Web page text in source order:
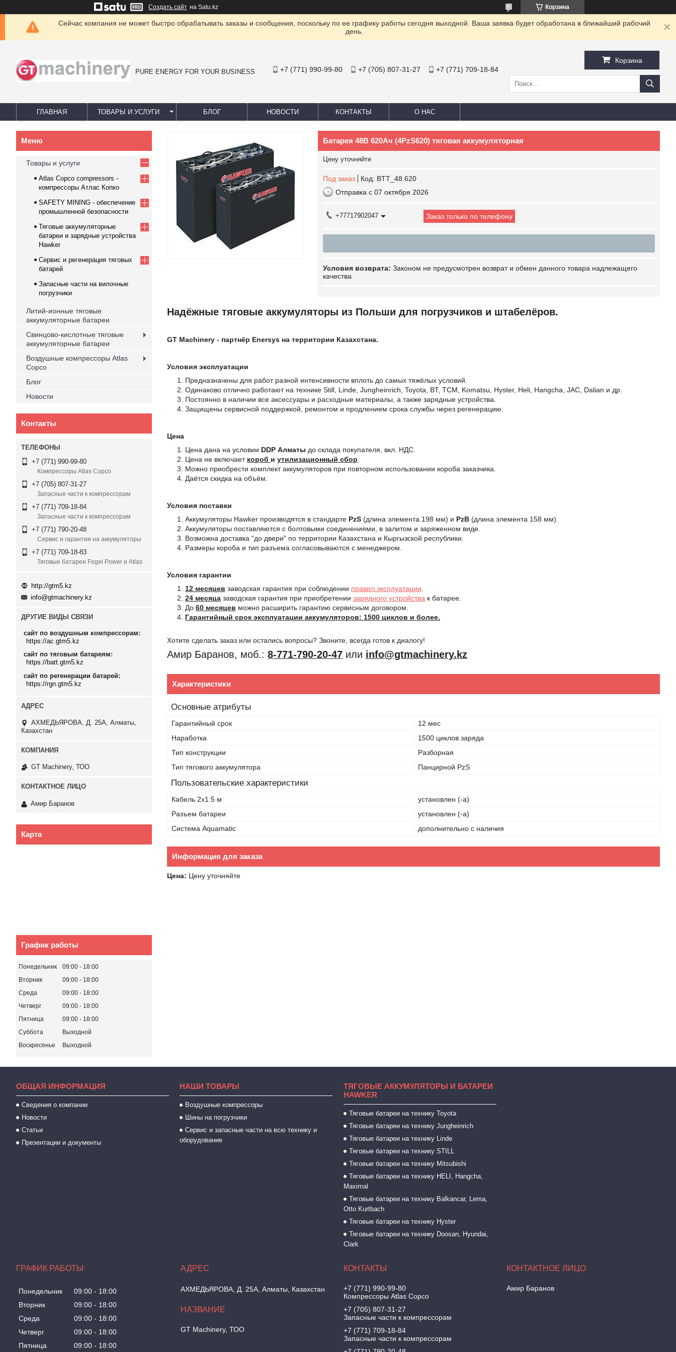
Создать сайт на Satu.kz Корзина
Сейчас компания не может быстро обрабатывать заказы и сообщения, поскольку по ее графику работы сегодня выходной. Ваша заявка будет обработана в ближайший рабочий
день.
PURE ENERGY FOR YOUR BUSINESS +7 (771) 990-99-80 +7 (705) 807-31-27 +7 (771) 709-18-84
Корзина
ГЛАВНАЯ ТОВАРЫ И УСЛУГИ БЛОГ НОВОСТИ КОНТАКТЫ О НАС
Батарея 48В 620Ач (4PzS620) тяговая аккумуляторная
Цену уточняйте
Под заказ Код: BTT_48.620
Отправка с 07 октября 2026
+77717902047 Заказ только по телефону
Законом не предусмотрен возврат и обмен данного товара надлежащего
качества
Надёжные тяговые аккумуляторы из Польши для погрузчиков и штабелёров.
GT Machinery - партнёр Enersys на территории Казахстана.
Условия эксплуатации
Предназначены для работ разной интенсивности вплоть до самых тяжёлых условий.
Одинаково отлично работают на технике Still, Linde, Jungheinrich, Toyota, BT, TCM, Komatsu, Hyster, Heli, Hangcha, JAC, Dalian и др.
Постоянно в наличии все аксессуары и расходные материалы, а также зарядные устройства.
Защищены сервисной поддержкой, ремонтом и продлением срока службы через регенерацию.
Цена
Цена дана на условии DDP Алматы до склада покупателя, вкл. НДС.
Цена не включает короб и утилизационный сбор
Можно приобрести комплект аккумуляторов при повторном использовании короба заказчика.
Даётся скидка на объём.
Условия поставки
Аккумуляторы Hawker производятся в стандарте PzS (длина элемента 198 мм) и PzB (длина элемента 158 мм).
Аккумуляторы поставляются с болтовыми соединениями, в залитом и заряженном виде.
Возможна доставка "до двери" по территории Казахстана и Кыргызской республики.
Размеры короба и тип разъема согласовываются с менеджером.
Условия гарантии
12 месяцев заводская гарантия при соблюдении правил эксплуатации
24 месяца заводская гарантия при приобретении зарядного устройства к батарее.
До 60 месяцев можно расширить гарантию сервисным договором.
Гарантийный срок эксплуатации аккумуляторов: 1500 циклов и более.
Хотите сделать заказ или остались вопросы? Звоните, всегда готов к диалогу!
Амир Баранов, моб.: 8-771-790-20-47 или info@gtmachinery.kz
Характеристики
Основные атрибуты
Гарантийный срок
12 мес
Наработка
1500 циклов заряда
Тип конструкции
Разборная
Тип тягового аккумулятора
Панцирной PzS
Пользовательские характеристики
Кабель 2х1.5 м
установлен (-а)
Разъем батареи
установлен (-а)
Система Aquamatic
дополнительно с наличия
Информация для заказа
Цена: Цену уточняйте
Товары и услуги
Atlas Copco compressors -
компрессоры Атлас Копко
SAFETY MINING - обеспечение
промышленной безопасности
Тяговые аккумуляторные
батареи и зарядные устройства
Hawker
Cервис и регенерация тяговых
батарей
Запасные части на вилочные
погрузчики
Литий-ионные тяговые
аккумуляторные батареи
Свинцово-кислотные тяговые
аккумуляторные батареи
Воздушные компрессоры Atlas
Copco
Блог
Новости
Контакты
+7 (771) 990-99-80
Компрессоры Atlas Copco
+7 (705) 807-31-27
Запасные части к компрессорам
+7 (771) 709-18-84
Запасные части к компрессорам
+7 (771) 790-20-48
Сервис и гарантия на аккумуляторы
+7 (771) 709-18-83
Тяговые батареи Fogel Power и Atlas
http://gtm5.kz
info@gtmachinery.kz
ДРУГИЕ ВИДЫ СВЯЗИ
сайт по воздушным компрессорам
https://ac.gtm5.kz
сайт по тяговым батареям
https://batt.gtm5.kz
сайт по регенерации батарей
https://rgn.gtm5.kz
АХМЕДЬЯРОВА, Д. 25А, Алматы,
Казахстан
GT Machinery, ТОО
Амир Баранов
Карта
График работы
Понедельник 09:00
18:00
Вторник
09:00
18:00
Среда
09:00
18:00
Четверг
09:00
18:00
Пятница
09:00
18:00
Суббота
Выходной
Воскресенье
Выходной
ОБЩАЯ ИНФОРМАЦИЯ
Сведения о компании
Новости
Статьи
Презентации и документы
НАШИ ТОВАРЫ
Воздушные компрессоры
Шины на погрузчики
Сервис и запасные части на всю технику и
оборудование
ТЯГОВЫЕ АККУМУЛЯТОРЫ И БАТАРЕИ
HAWKER
Тяговые батареи на технику Toyota
Тяговые батареи на технику Jungheinrich
Тяговые батареи на технику Linde
Тяговые батареи на технику STILL
Тяговые батареи на технику Mitsubishi
Тяговые батареи на технику HELI, Hangcha,
Maximal
Тяговые батареи на технику Balkancar, Lema,
Otto Kurtbach
Тяговые батареи на технику Hyster
Тяговые батареи на технику Doosan, Hyundai,
Clark
ГРАФИК РАБОТЫ
Понедельник 09:00
18:00
Вторник
09:00
18:00
Среда
09:00
18:00
Четверг
09:00
18:00
Пятница
09:00 18:00
АХМЕДЬЯРОВА, Д. 25А, Алматы, Казахстан
GT Machinery, ТОО
+7 (771) 990-99-80
Компрессоры Atlas Copco
+7 (705) 807-31-27
Запасные части к компрессорам
+7 (771) 709-18-84
Запасные части к компрессорам
Амир Баранов